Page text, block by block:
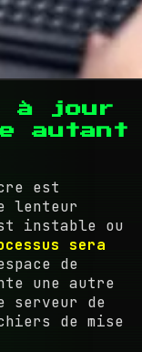
à jour
autant
est
lenteur
instable ou
sera
de
une autre
serveur de
de mise